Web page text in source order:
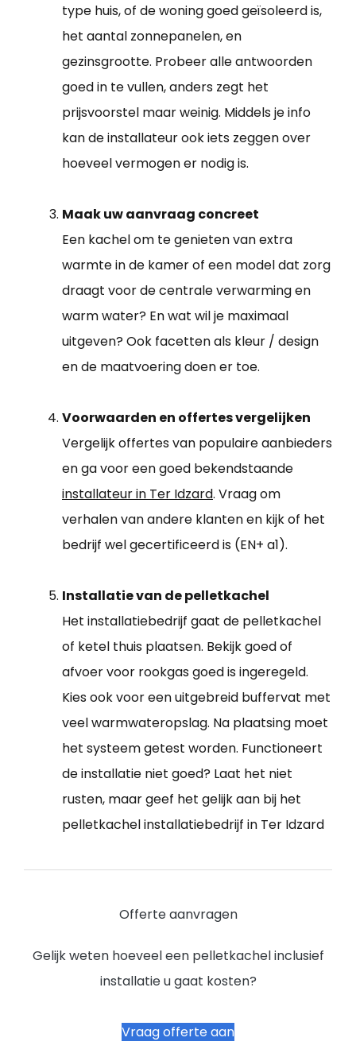
type huis, of de woning goed geïsoleerd is,
het aantal zonnepanelen, en
gezinsgrootte. Probeer alle antwoorden
goed in te vullen, anders zegt het
prijsvoorstel maar weinig. Middels je info
kan de installateur ook iets zeggen over
hoeveel vermogen er nodig is.
Maak uw aanvraag concreet
Een kachel om te genieten van extra
warmte in de kamer of een model dat zorg
draagt voor de centrale verwarming en
warm water? En wat wil je maximaal
uitgeven? Ook facetten als kleur / design
en de maatvoering doen er toe.
Voorwaarden en offertes vergelijken
Vergelijk offertes van populaire aanbieders
en ga voor een goed bekendstaande
installateur in Ter Idzard. Vraag om
verhalen van andere klanten en kijk of het
bedrijf wel gecertificeerd is (EN+ a1).
Installatie van de pelletkachel
Het installatiebedrijf gaat de pelletkachel
of ketel thuis plaatsen. Bekijk goed of
afvoer voor rookgas goed is ingeregeld.
Kies ook voor een uitgebreid buffervat met
veel warmwateropslag. Na plaatsing moet
het systeem getest worden. Functioneert
de installatie niet goed? Laat het niet
rusten, maar geef het gelijk aan bij het
pelletkachel installatiebedrijf in Ter Idzard
Offerte aanvragen
Gelijk weten hoeveel een pelletkachel inclusief
installatie u gaat kosten?
Vraag offerte aan